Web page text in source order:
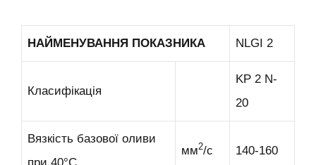
НАЙМЕНУВАННЯ ПОКАЗНИКА NLGI 2
Класифікація
KP 2 N-
20
Вязкість базової оливи
при 40°С
мм2/с 140-160